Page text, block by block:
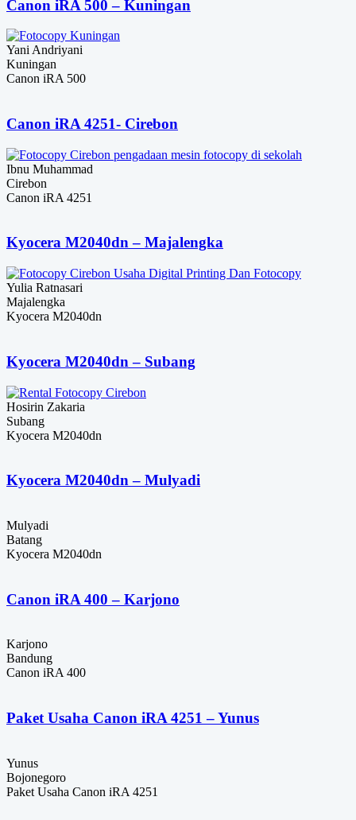
Canon iRA 500 – Kuningan
Yani Andriyani
Kuningan
Canon iRA 500
Canon iRA 4251- Cirebon
Ibnu Muhammad
Cirebon
Canon iRA 4251
Kyocera M2040dn – Majalengka
Yulia Ratnasari
Majalengka
Kyocera M2040dn
Kyocera M2040dn – Subang
Hosirin Zakaria
Subang
Kyocera M2040dn
Kyocera M2040dn – Mulyadi
Mulyadi
Batang
Kyocera M2040dn
Canon iRA 400 – Karjono
Karjono
Bandung
Canon iRA 400
Paket Usaha Canon iRA 4251 – Yunus
Yunus
Bojonegoro
Paket Usaha Canon iRA 4251